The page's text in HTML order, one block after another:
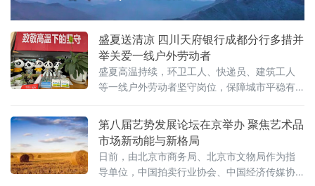
盛夏送清凉 四川天府银行成都分行多措并
举关爱一线户外劳动者
盛夏高温持续，环卫工人、快递员、建筑工人
等一线户外劳动者坚守岗位，保障城市平稳有
构社会责任，近期，四川天府银行成都分行全
面启动夏日送清凉系列普惠公益行动，通过设
立户外劳动者清凉驿站、深入一线走访慰问等
多种形式，为户外一线工作者送去防暑保障与
关怀。
第八届艺势发展论坛在京举办 聚焦艺术品
市场新动能与新格局
日前，由北京市商务局、北京市文物局作为指
导单位，中国拍卖行业协会、中国经济传媒协